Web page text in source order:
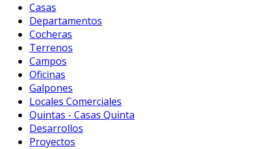
Casas
Departamentos
Cocheras
Terrenos
Campos
Oficinas
Galpones
Locales Comerciales
Quintas - Casas Quinta
Desarrollos
Proyectos